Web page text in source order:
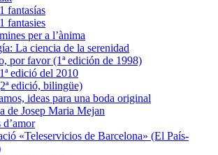
fantasías
fantasies
per a l’ànima
La ciencia de la serenidad
por favor (1ª edición de 1998)
edició del 2010
edició, bilingüe)
ideas para una boda original
de Josep Maria Mejan
d’amor
«Teleservicios de Barcelona» (El País-